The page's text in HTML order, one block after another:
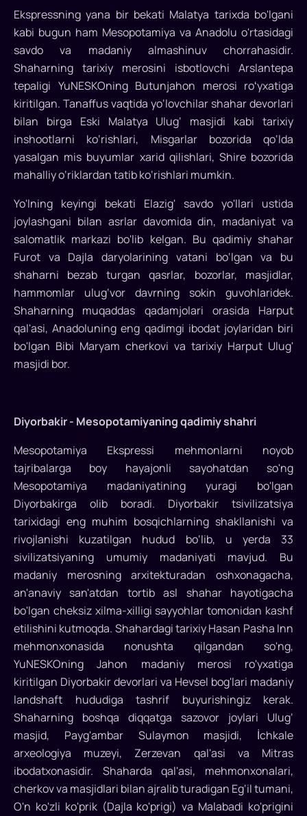
manzaraga
aylantiradigan
bahor
oylari
uchun
mukammaldir.
Mesopotamiya
Expressi
Turkiyaning
eng
yangi
sayyohlik
temir
yo‘li
yo‘nalishlaridan
biri
bo‘lib,
sayyohlarga
unutilmas
tajribalar
taqdim
qiladi...
Ekspressning yana bir bekati Malatya tarixda bo'lgani
kabi bugun ham Mesopotamiya va Anadolu o'rtasidagi
savdo va madaniy almashinuv chorrahasidir.
Shaharning tarixiy merosini isbotlovchi Arslantepa
tepaligi YuNESKOning Butunjahon merosi roʻyxatiga
kiritilgan. Tanaffus vaqtida yo‘lovchilar shahar devorlari
bilan birga Eski Malatya Ulug‘ masjidi kabi tarixiy
inshootlarni ko‘rishlari, Misgarlar bozorida qo‘lda
yasalgan mis buyumlar xarid qilishlari, Shire bozorida
mahalliy o‘riklardan tatib ko‘rishlari mumkin.
Yo'lning keyingi bekati Elazig' savdo yo'llari ustida
joylashgani bilan asrlar davomida din, madaniyat va
salomatlik markazi bo'lib kelgan. Bu qadimiy shahar
Furot va Dajla daryolarining vatani bo‘lgan va bu
shaharni bezab turgan qasrlar, bozorlar, masjidlar,
hammomlar ulug‘vor davrning sokin guvohlaridek.
Shaharning muqaddas qadamjolari orasida Harput
qal'asi, Anadoluning eng qadimgi ibodat joylaridan biri
bo'lgan Bibi Maryam cherkovi va tarixiy Harput Ulug'
masjidi bor.
Diyorbakir - Mesopotamiyaning qadimiy shahri
Mesopotamiya Ekspressi mehmonlarni noyob
tajribalarga boy hayajonli sayohatdan so'ng
Mesopotamiya madaniyatining yuragi bo'lgan
Diyorbakirga olib boradi. Diyorbakir tsivilizatsiya
tarixidagi eng muhim bosqichlarning shakllanishi va
rivojlanishi kuzatilgan hudud bo‘lib, u yerda 33
sivilizatsiyaning umumiy madaniyati mavjud. Bu
madaniy merosning arxitekturadan oshxonagacha,
an'anaviy san'atdan tortib asl shahar hayotigacha
bo'lgan cheksiz xilma-xilligi sayyohlar tomonidan kashf
etilishini kutmoqda. Shahardagi tarixiy Hasan Pasha Inn
mehmonxonasida nonushta qilgandan so'ng,
YuNESKOning Jahon madaniy merosi ro'yxatiga
kiritilgan Diyorbakir devorlari va Hevsel bog'lari madaniy
landshaft hududiga tashrif buyurishingiz kerak.
Shaharning boshqa diqqatga sazovor joylari Ulug‘
masjid, Payg'ambar Sulaymon masjidi, İchkale
arxeologiya muzeyi, Zerzevan qal'asi va Mitras
ibodatxonasidir. Shaharda qal'asi, mehmonxonalari,
cherkov va masjidlari bilan ajralib turadigan Eg‘il tumani,
O'n ko'zli ko'prik (Dajla ko'prigi) va Malabadi ko'prigini